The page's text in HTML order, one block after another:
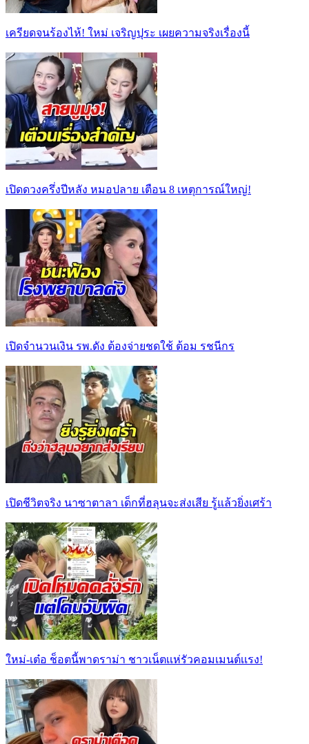
เครียดจนร้องไห้! ใหม่ เจริญปุระ เผยความจริงเรื่องนี้
เปิดดวงครึ่งปีหลัง หมอปลาย เตือน 8 เหตุการณ์ใหญ่!
เปิดจำนวนเงิน รพ.ดัง ต้องจ่ายชดใช้ ต้อม รชนีกร
เปิดชีวิตจริง นาซาตาลา เด็กที่ฮลุนจะส่งเสีย รู้แล้วยิ่งเศร้า
ใหม่-เต๋อ ช็อตนี้พาดราม่า ชาวเน็ตเเห่รัวคอมเมนต์เเรง!